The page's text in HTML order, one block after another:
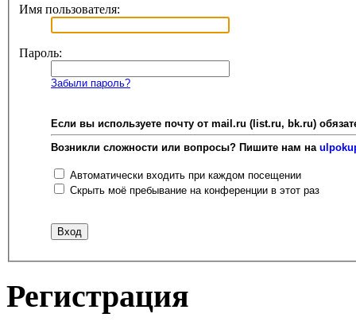
Имя пользователя:
Пароль:
Забыли пароль?
Если вы используете почту от mail.ru (list.ru, bk.ru)
Возникли сложности или вопросы? Пишите нам на
Автоматически входить при каждом посещении
Скрыть моё пребывание на конференции в этот раз
Регистрация